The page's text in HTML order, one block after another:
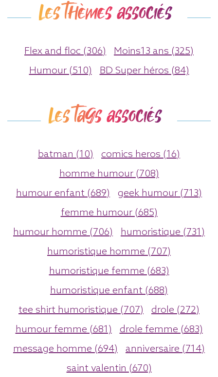
Les thèmes associés
Flex and floc (306)
Moins13 ans (325)
Humour (510)
BD Super héros (84)
Les tags associés
batman (10)
comics heros (16)
homme humour (708)
humour enfant (689)
geek humour (713)
femme humour (685)
humour homme (706)
humoristique (731)
humoristique homme (707)
humoristique femme (683)
humoristique enfant (688)
tee shirt humoristique (707)
drole (272)
humour femme (681)
drole femme (683)
message homme (694)
anniversaire (714)
saint valentin (670)